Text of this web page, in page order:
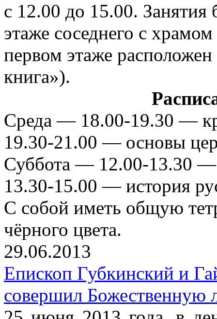
с 12.00 до 15.00. Занятия
этаже соседнего с
первом этаже
книга»).
Среда — 18.00-19.30 —
19.30-21.00 — основы
Суббота — 12.00-13.30 —
13.30-15.00 — история
С собой иметь общую
чёрного цвета.
29.06.2013
Епископ Губкинский и
совершил Божественную